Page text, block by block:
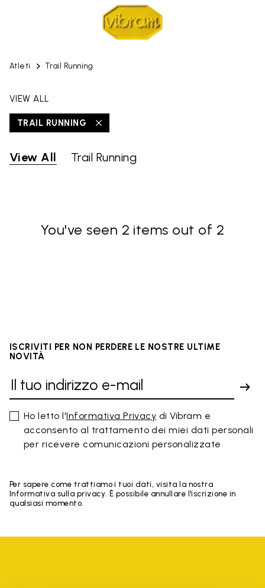
Atleti Trail Running
VIEW ALL
TRAIL RUNNING
View All Trail Running
You've seen 2 items out of 2
ISCRIVITI PER NON PERDERE LE NOSTRE ULTIME
NOVITÀ
Ho letto l'Informativa Privacy di Vibram e
acconsento al trattamento dei miei dati personali
per ricevere comunicazioni personalizzate
Per sapere come trattiamo i tuoi dati, visita la nostra
Informativa sulla privacy. È possibile annullare l'iscrizione in
qualsiasi momento.